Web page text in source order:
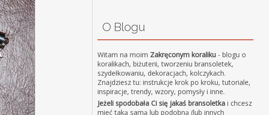
O Blogu
Witam na moim Zakręconym koraliku - blogu o
koralikach, biżuterii, tworzeniu bransoletek,
szydełkowaniu, dekoracjach, kolczykach.
Znajdziesz tu: instrukcje krok po kroku, tutoriale,
inspiracje, trendy, wzory, pomysły i inne.
Jeżeli spodobała Ci się jakaś bransoletka i chcesz
mieć taką samą lub podobną (lub innych